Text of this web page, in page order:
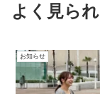
よく見ら
お知らせ